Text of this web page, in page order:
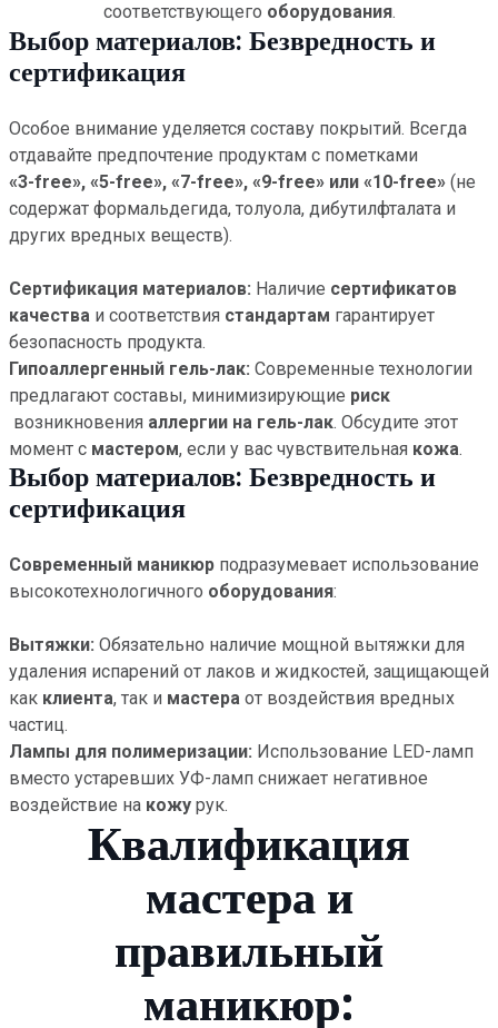
соответствующего оборудования.
Выбор материалов: Безвредность и
сертификация
Особое внимание уделяется составу покрытий. Всегда
отдавайте предпочтение продуктам с пометками
«3-free», «5-free», «7-free», «9-free» или «10-free» (не
содержат формальдегида, толуола, дибутилфталата и
других вредных веществ).
Сертификация материалов: Наличие сертификатов
качества и соответствия стандартам гарантирует
безопасность продукта.
Гипоаллергенный гель-лак: Современные технологии
предлагают составы, минимизирующие риск
возникновения аллергии на гель-лак. Обсудите этот
момент с мастером, если у вас чувствительная кожа.
Выбор материалов: Безвредность и
сертификация
Современный маникюр подразумевает использование
высокотехнологичного оборудования:
Вытяжки: Обязательно наличие мощной вытяжки для
удаления испарений от лаков и жидкостей, защищающей
как клиента, так и мастера от воздействия вредных
частиц.
Лампы для полимеризации: Использование LED-ламп
вместо устаревших УФ-ламп снижает негативное
воздействие на кожу рук.
Квалификация
мастера и
правильный
маникюр: